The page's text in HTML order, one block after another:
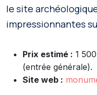
le site
impressionnantes
Prix estimé : 1
(entrée générale).
Site web :